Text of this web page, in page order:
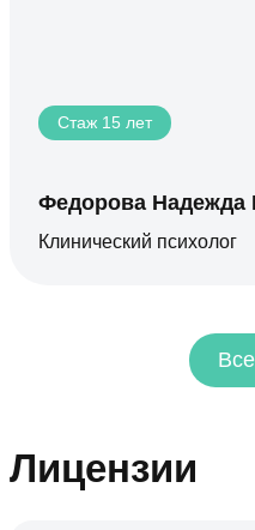
Стаж 15 лет
Федорова Надежда
Клинический психолог
Лицензии